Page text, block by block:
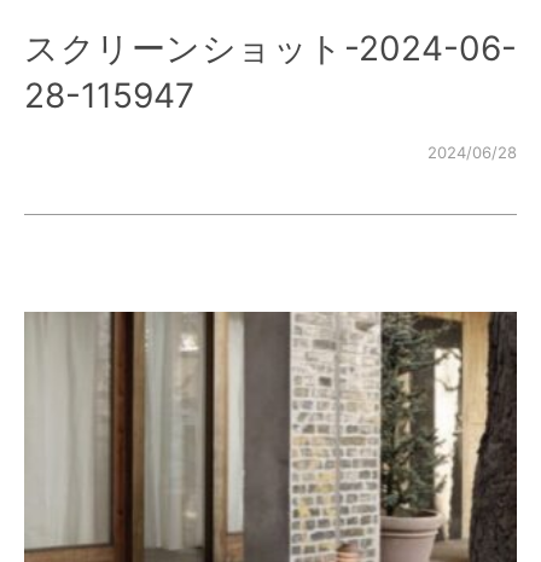
スクリーンショット-2024-06-
28-115947
2024/06/28